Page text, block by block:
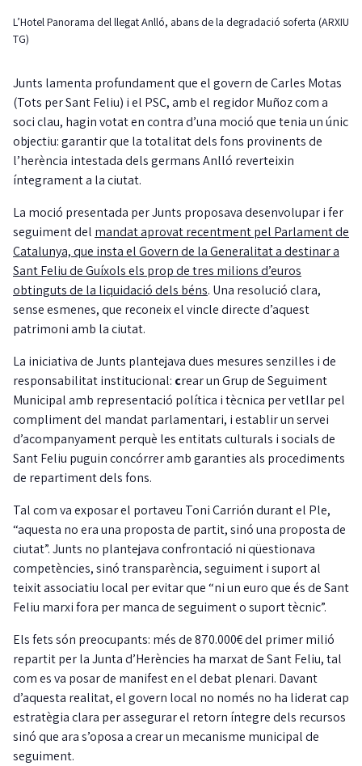
L’Hotel Panorama del llegat Anlló, abans de la degradació soferta (ARXIU
TG)
Junts lamenta profundament que el govern de Carles Motas
(Tots per Sant Feliu) i el PSC, amb el regidor Muñoz com a
soci clau, hagin votat en contra d’una moció que tenia un únic
objectiu: garantir que la totalitat dels fons provinents de
l’herència intestada dels germans Anlló reverteixin
íntegrament a la ciutat.
La moció presentada per Junts proposava desenvolupar i fer
seguiment del mandat aprovat recentment pel Parlament de
Catalunya, que insta el Govern de la Generalitat a destinar a
Sant Feliu de Guíxols els prop de tres milions d’euros
obtinguts de la liquidació dels béns. Una resolució clara,
sense esmenes, que reconeix el vincle directe d’aquest
patrimoni amb la ciutat.
La iniciativa de Junts plantejava dues mesures senzilles i de
responsabilitat institucional: crear un Grup de Seguiment
Municipal amb representació política i tècnica per vetllar pel
compliment del mandat parlamentari, i establir un servei
d’acompanyament perquè les entitats culturals i socials de
Sant Feliu puguin concórrer amb garanties als procediments
de repartiment dels fons.
Tal com va exposar el portaveu Toni Carrión durant el Ple,
“aquesta no era una proposta de partit, sinó una proposta de
ciutat”. Junts no plantejava confrontació ni qüestionava
competències, sinó transparència, seguiment i suport al
teixit associatiu local per evitar que “ni un euro que és de Sant
Feliu marxi fora per manca de seguiment o suport tècnic”.
Els fets són preocupants: més de 870.000€ del primer milió
repartit per la Junta d’Herències ha marxat de Sant Feliu, tal
com es va posar de manifest en el debat plenari. Davant
d’aquesta realitat, el govern local no només no ha liderat cap
estratègia clara per assegurar el retorn íntegre dels recursos
sinó que ara s’oposa a crear un mecanisme municipal de
seguiment.